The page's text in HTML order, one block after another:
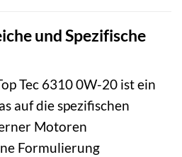
und Spezifische
Tec 6310 0W-20 ist ein
auf die spezifischen
Motoren
Formulierung